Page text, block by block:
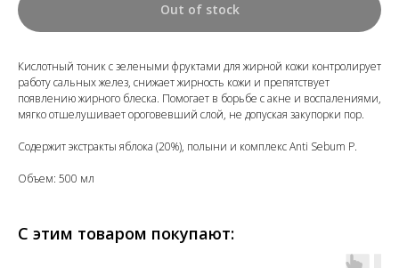
Out of stock
Кислотный тоник с зелеными фруктами для жирной кожи контролирует
работу сальных желез, снижает жирность кожи и препятствует
появлению жирного блеска. Помогает в борьбе с акне и воспалениями,
мягко отшелушивает ороговевший слой, не допуская закупорки пор.
Содержит экстракты яблока (20%), полыни и комплекс Anti Sebum P.
Объем: 500 мл
С этим товаром покупают: